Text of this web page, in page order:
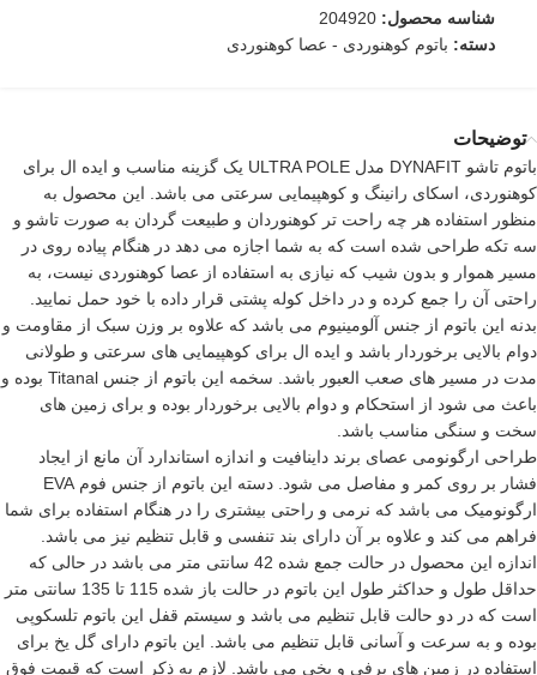
شناسه محصول: 204920
دسته: باتوم کوهنوردی - عصا کوهنوردی
توضیحات
باتوم تاشو DYNAFIT مدل ULTRA POLE یک گزینه مناسب و ایده ال برای
کوهنوردی، اسکای رانینگ و کوهپیمایی سرعتی می باشد. این محصول به
منظور استفاده هر چه راحت تر کوهنوردان و طبیعت گردان به صورت تاشو و
سه تکه طراحی شده است که به شما اجازه می دهد در هنگام پیاده روی در
مسیر هموار و بدون شیب که نیازی به استفاده از عصا کوهنوردی نیست، به
راحتی آن را جمع کرده و در داخل کوله پشتی قرار داده با خود حمل نمایید.
بدنه این باتوم از جنس آلومینیوم می باشد که علاوه بر وزن سبک از مقاومت و
دوام بالایی برخوردار باشد و ایده ال برای کوهپیمایی های سرعتی و طولانی
مدت در مسیر های صعب العبور باشد. سخمه این باتوم از جنس Titanal بوده و
باعث می شود از استحکام و دوام بالایی برخوردار بوده و برای زمین های
سخت و سنگی مناسب باشد.
طراحی ارگونومی عصای برند داینافیت و اندازه استاندارد آن مانع از ایجاد
فشار بر روی کمر و مفاصل می شود. دسته این باتوم از جنس فوم EVA
ارگونومیک می باشد که نرمی و راحتی بیشتری را در هنگام استفاده برای شما
فراهم می کند و علاوه بر آن دارای بند تنفسی و قابل تنظیم نیز می باشد.
اندازه این محصول در حالت جمع شده 42 سانتی متر می باشد در حالی که
حداقل طول و حداکثر طول این باتوم در حالت باز شده 115 تا 135 سانتی متر
است که در دو حالت قابل تنظیم می باشد و سیستم قفل این باتوم تلسکوپی
بوده و به سرعت و آسانی قابل تنظیم می باشد. این باتوم دارای گل یخ برای
استفاده در زمین های برفی و یخی می باشد. لازم به ذکر است که قیمت فوق